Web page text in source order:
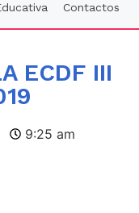
Contactos
ECDF III
9:25 am